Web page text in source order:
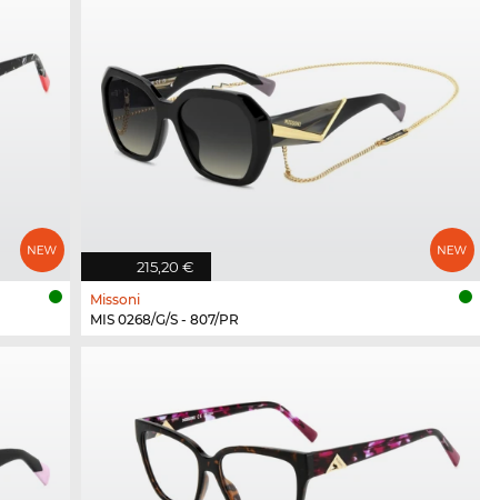
215,20 €
Missoni
MIS 0268/G/S - 807/PR